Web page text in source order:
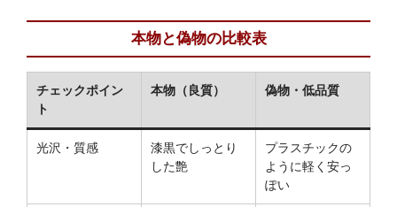
本物と偽物の比較表
チェックポイン
ト
本物（良質） 偽物・低品質
光沢・質感
漆黒でしっとり
した艶
プラスチックの
ように軽く安っ
ぽい